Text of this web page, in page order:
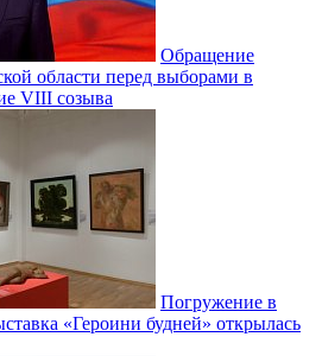
Обращение
области перед выборами в
VIII созыва
Погружение в
«Героини будней» открылась